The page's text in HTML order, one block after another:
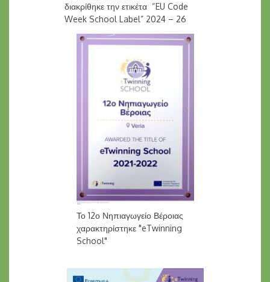
διακρίθηκε την ετικέτα “EU Code
Week School Label” 2024 – 26
Το 12ο Νηπιαγωγείο Βέροιας
χαρακτηρίστηκε "eTwinning
School"